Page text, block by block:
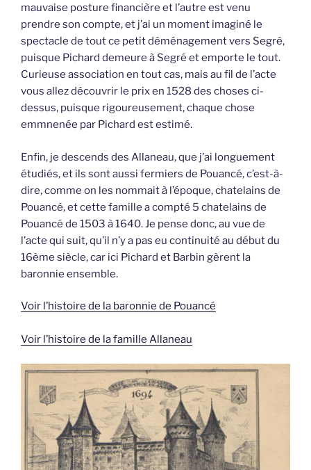
mauvaise posture financière et l’autre est venu
prendre son compte, et j’ai un moment imaginé le
spectacle de tout ce petit déménagement vers Segré,
puisque Pichard demeure à Segré et emporte le tout.
Curieuse association en tout cas, mais au fil de l’acte
vous allez découvrir le prix en 1528 des choses ci-
dessus, puisque rigoureusement, chaque chose
emmnenée par Pichard est estimé.
Enfin, je descends des Allaneau, que j’ai longuement
étudiés, et ils sont aussi fermiers de Pouancé, c’est-à-
dire, comme on les nommait à l’époque, chatelains de
Pouancé, et cette famille a compté 5 chatelains de
Pouancé de 1503 à 1640. Je pense donc, au vue de
l’acte qui suit, qu’il n’y a pas eu continuité au début du
16ème siècle, car ici Pichard et Barbin gèrent la
baronnie ensemble.
Voir l’histoire de la baronnie de Pouancé
Voir l’histoire de la famille Allaneau